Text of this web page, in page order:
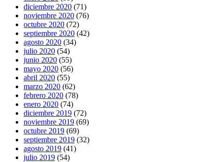
diciembre 2020 (71)
noviembre 2020 (76)
octubre 2020 (72)
septiembre 2020 (42)
agosto 2020 (34)
julio 2020 (54)
junio 2020 (55)
mayo 2020 (56)
abril 2020 (55)
marzo 2020 (62)
febrero 2020 (78)
enero 2020 (74)
diciembre 2019 (72)
noviembre 2019 (69)
octubre 2019 (69)
septiembre 2019 (32)
agosto 2019 (41)
julio 2019 (54)